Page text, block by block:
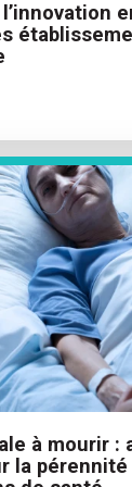
à mourir
la pérennité